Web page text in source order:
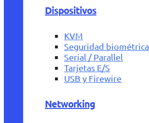
Dispositivos
KVM
Seguridad biométrica
Serial / Parallel
Tarjetas E/S
USB y Firewire
Networking